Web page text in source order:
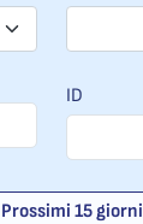
ID
Prossimi 15 giorni